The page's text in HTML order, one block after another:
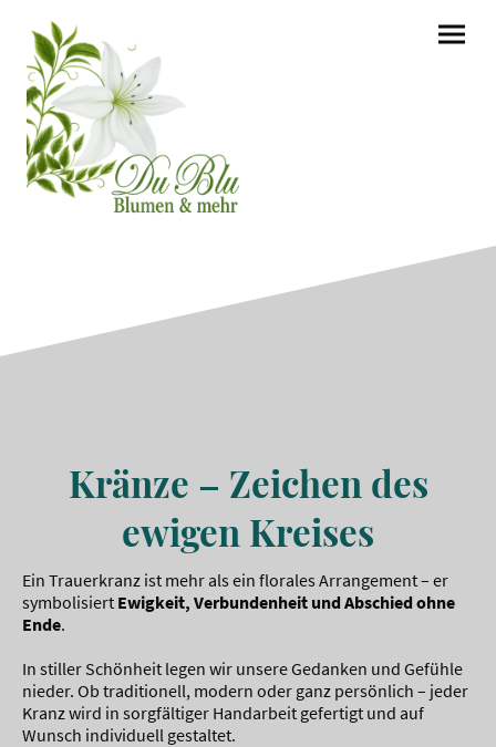
Kränze – Zeichen des
ewigen Kreises
Ein Trauerkranz ist mehr als ein florales Arrangement – er
symbolisiert Ewigkeit, Verbundenheit und Abschied ohne
Ende.
In stiller Schönheit legen wir unsere Gedanken und Gefühle
nieder. Ob traditionell, modern oder ganz persönlich – jeder
Kranz wird in sorgfältiger Handarbeit gefertigt und auf
Wunsch individuell gestaltet.